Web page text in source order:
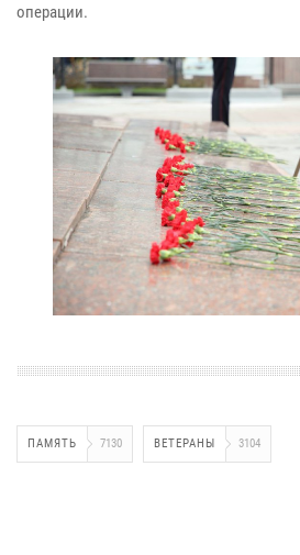
операции.
ПАМЯТЬ 7130 ВЕТЕРАНЫ 3104